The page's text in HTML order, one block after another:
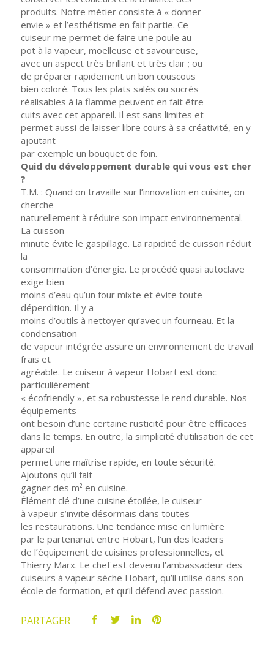
produits. Notre métier consiste à « donner
envie » et l’esthétisme en fait partie. Ce
cuiseur me permet de faire une poule au
pot à la vapeur, moelleuse et savoureuse,
avec un aspect très brillant et très clair ; ou
de préparer rapidement un bon couscous
bien coloré. Tous les plats salés ou sucrés
réalisables à la flamme peuvent en fait être
cuits avec cet appareil. Il est sans limites et
permet aussi de laisser libre cours à sa créativité, en y
ajoutant
par exemple un bouquet de foin.
Quid du développement durable qui vous est cher
?
T.M. : Quand on travaille sur l’innovation en cuisine, on
cherche
naturellement à réduire son impact environnemental.
La cuisson
minute évite le gaspillage. La rapidité de cuisson réduit
la
consommation d’énergie. Le procédé quasi autoclave
exige bien
moins d’eau qu’un four mixte et évite toute
déperdition. Il y a
moins d’outils à nettoyer qu’avec un fourneau. Et la
condensation
de vapeur intégrée assure un environnement de travail
frais et
agréable. Le cuiseur à vapeur Hobart est donc
particulièrement
« écofriendly », et sa robustesse le rend durable. Nos
équipements
ont besoin d’une certaine rusticité pour être efficaces
dans le temps. En outre, la simplicité d’utilisation de cet
appareil
permet une maîtrise rapide, en toute sécurité.
Ajoutons qu’il fait
gagner des m² en cuisine.
Élément clé d’une cuisine étoilée, le cuiseur
à vapeur s’invite désormais dans toutes
les restaurations. Une tendance mise en lumière
par le partenariat entre Hobart, l’un des leaders
de l’équipement de cuisines professionnelles, et
Thierry Marx. Le chef est devenu l’ambassadeur des
cuiseurs à vapeur sèche Hobart, qu’il utilise dans son
école de formation, et qu’il défend avec passion.
PARTAGER